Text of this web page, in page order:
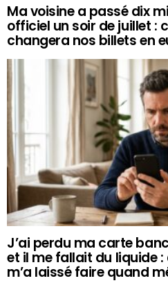
Ma voisine a passé dix
officiel un soir de juillet :
changera nos billets en
J’ai perdu ma carte
et il me fallait du liquide
m’a laissé faire quand